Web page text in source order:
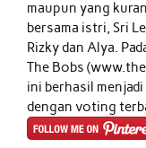
maupun yang
bersama istri, Sri
Rizky dan Alya.
The Bobs
ini berhasil
dengan voting